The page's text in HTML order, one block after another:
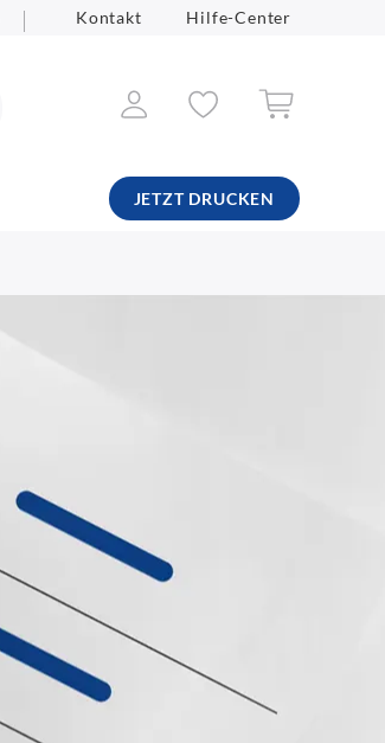
Kontakt Hilfe-Center
JETZT DRUCKEN